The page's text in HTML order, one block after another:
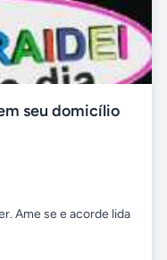
seu domicílio
Ame se e acorde lida